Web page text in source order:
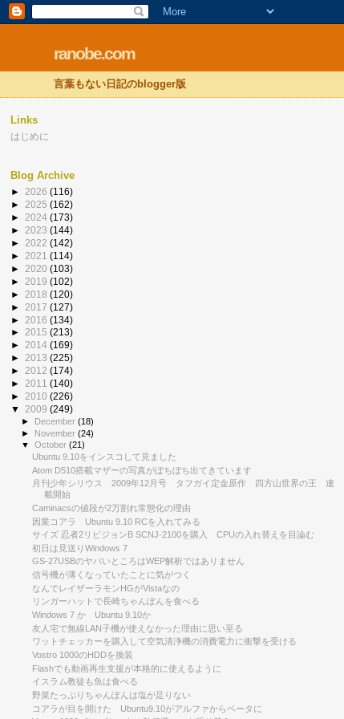
ranobe.com
言葉もない日記のblogger版
Links
はじめに
Blog Archive
► 2026 (116)
► 2025 (162)
► 2024 (173)
► 2023 (144)
► 2022 (142)
► 2021 (114)
► 2020 (103)
► 2019 (102)
► 2018 (120)
► 2017 (127)
► 2016 (134)
► 2015 (213)
► 2014 (169)
► 2013 (225)
► 2012 (174)
► 2011 (140)
► 2010 (226)
▼ 2009 (249)
► December(18)
► November(24)
▼October(21)
Ubuntu 9.10をインスコして見ました
Atom D510搭載マザーの写真がぼちぼち出てきています
月刊少年シリウス 2009年12月号 タフガイ定金原作 四方山世界の王 連
載開始
Caminacsの値段が2万割れ常態化の理由
因業コアラ Ubuntu 9.10 RCを入れてみる
サイズ 忍者2リビジョンB SCNJ-2100を購入 CPUの入れ替えを目論む
初日は見送りWindows 7
GS-27USBのヤバいところはWEP解析ではありません
信号機が薄くなっていたことに気がつく
なんでレイザーラモンHGがVistaなの
リンガーハットで長崎ちゃんぽんを食べる
Windows 7 か Ubuntu 9.10か
友人宅で無線LAN子機が使えなかった理由に思い至る
ワットチェッカーを購入して空気清浄機の消費電力に衝撃を受ける
Vostro 1000のHDDを換装
Flashでも動画再生支援が本格的に使えるように
イスラム教徒も魚は食べる
野菜たっぷりちゃんぽんは塩が足りない
コアラが目を開けた Ubuntu9.10がアルファからベータに